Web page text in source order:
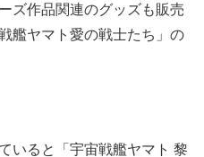
ズ作品関連のグッズも販売
艦ヤマト愛の戦士たち」の
いると「宇宙戦艦ヤマト 黎